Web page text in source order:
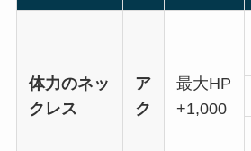
体力のネッ
クレス
ア
ク
最大HP
+1,000